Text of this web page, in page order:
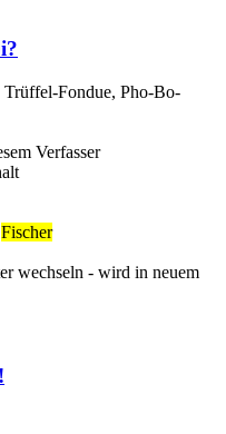
Trüffel-Fondue, Pho-Bo-
Verfasser
Fischer
wechseln - wird in neuem